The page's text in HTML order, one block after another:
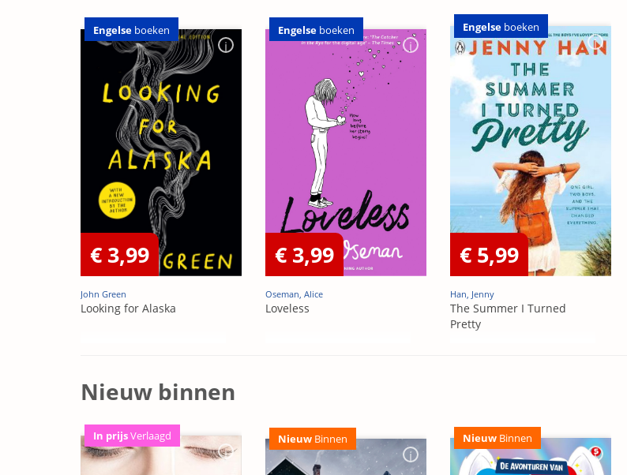
Engelse boeken
€ 3,99
John Green
Looking for Alaska
Engelse boeken
€ 3,99
Oseman, Alice
Loveless
Engelse boeken
€ 5,99
Han, Jenny
The Summer I Turned
Pretty
Nieuw binnen
In prijsVerlaagd Nieuw Binnen Nieuw Binnen